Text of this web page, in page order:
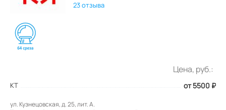
23 отзыва
Цена, руб.:
КТ от 5500 ₽
ул. Кузнецовская, д. 25, лит. А.